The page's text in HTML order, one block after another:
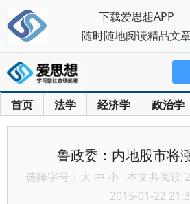
首页 法学 经济学 政治学
鲁政委：内地股市将
选择字号： 大 中 小 本文共阅读
2015-01-22
下载爱思想APP
随时随地阅读精品文